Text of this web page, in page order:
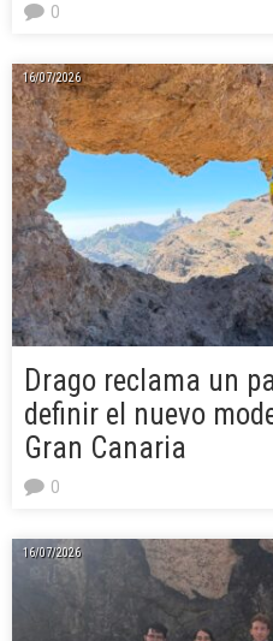
0
16/07/2026
Drago reclama un
definir el nuevo
Gran Canaria
0
16/07/2026